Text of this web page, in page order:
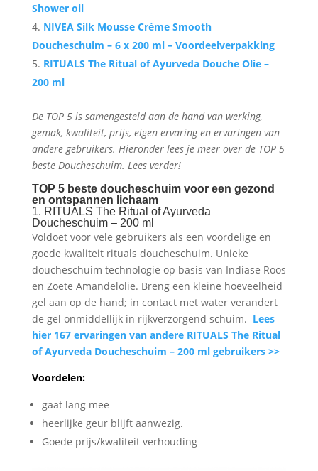
Shower oil
NIVEA Silk Mousse Crème Smooth
Doucheschuim – 6 x 200 ml – Voordeelverpakking
RITUALS The Ritual of Ayurveda Douche Olie –
200 ml
De TOP 5 is samengesteld aan de hand van werking,
gemak, kwaliteit, prijs, eigen ervaring en ervaringen van
andere gebruikers. Hieronder lees je meer over de TOP 5
beste Doucheschuim. Lees verder!
TOP 5 beste doucheschuim voor een gezond
en ontspannen lichaam
1. RITUALS The Ritual of Ayurveda
Doucheschuim – 200 ml
Voldoet voor vele gebruikers als een voordelige en
goede kwaliteit rituals doucheschuim. Unieke
doucheschuim technologie op basis van Indiase Roos
en Zoete Amandelolie. Breng een kleine hoeveelheid
gel aan op de hand; in contact met water verandert
de gel onmiddellijk in rijkverzorgend schuim. Lees
hier 167 ervaringen van andere RITUALS The Ritual
of Ayurveda Doucheschuim – 200 ml gebruikers >>
Voordelen:
gaat lang mee
heerlijke geur blijft aanwezig.
Goede prijs/kwaliteit verhouding